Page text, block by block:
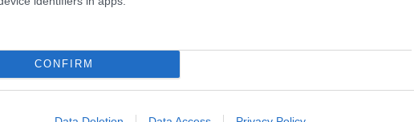
CONFIRM
Flash.gr
Πέραμο: Ξήλωσαν